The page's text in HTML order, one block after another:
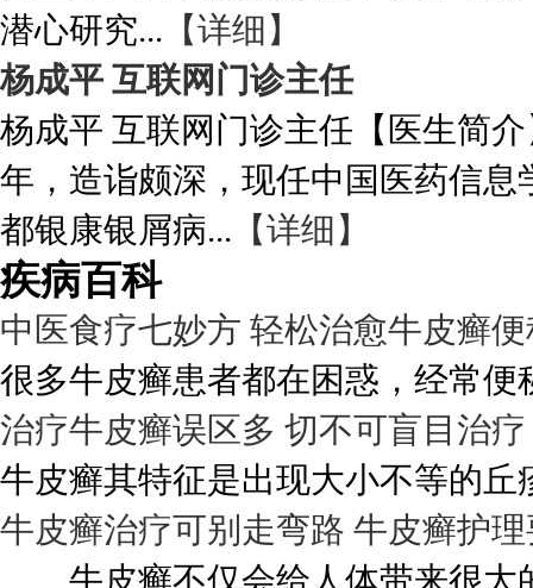
潜心研究... 【详细】
杨成平 互联网门诊主任
杨成平 互联网门诊主任【医生简
年，造诣颇深，现任中国医药信
都银康银屑病... 【详细】
疾病百科
中医食疗七妙方 轻松治愈牛皮癣
很多牛皮癣患者都在困惑，经常便
治疗牛皮癣误区多 切不可盲目治疗
牛皮癣其特征是出现大小不等的丘
牛皮癣治疗可别走弯路 牛皮癣护
牛皮癣不仅会给人体带来很大